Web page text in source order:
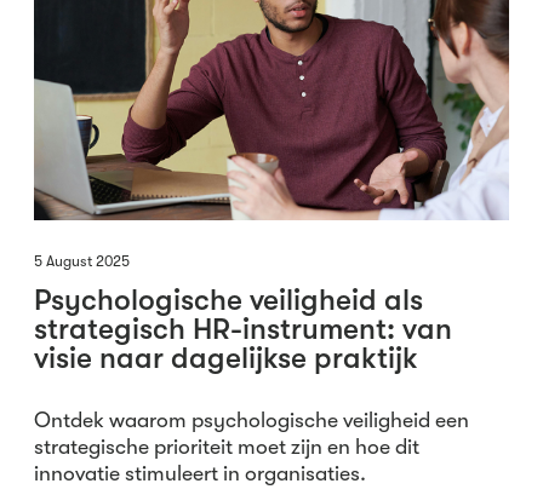
5 August 2025
Psychologische veiligheid als
strategisch HR-instrument: van
visie naar dagelijkse praktijk
Ontdek waarom psychologische veiligheid een
strategische prioriteit moet zijn en hoe dit
innovatie stimuleert in organisaties.